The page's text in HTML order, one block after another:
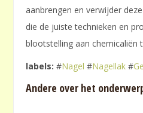
aanbrengen en verwijder
die de juiste technieken en
blootstelling aan chemicaliën
labels: #Nagel #Nagellak #
Andere over het